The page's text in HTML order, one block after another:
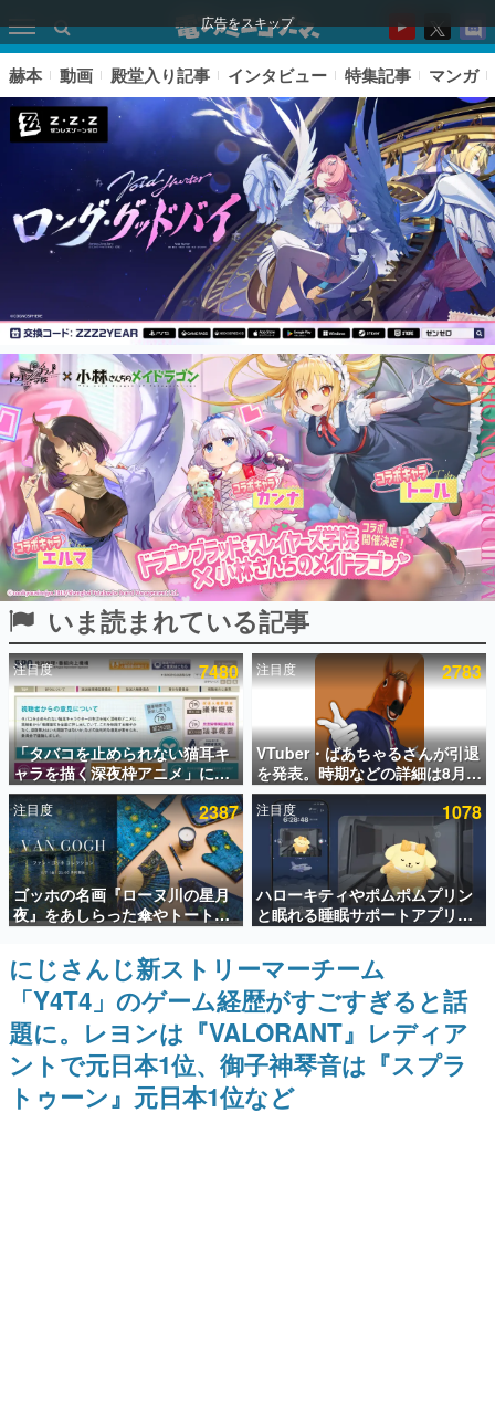
広告をスキップ
ピックアップ
電ファミのいま読まれている記事ランキング
アプリセール情報
インタビュー
連載・特集一覧
殿堂入り記事
SNS拡散数が数千以上！ ページビュー数万以上！ などな
ど。多くの人々に読まれた、電ファミ渾身の“殿堂入り”記
事をまとめました。
ゲームの企画書
名作ゲームクリエイターの方々に製作時のエピソードをお
聞きし、ヒットする企画（ゲーム）とは何か？を探ってい
きます。
赫本
この物語を解いてはいけない。『赫本』は、〈試験問題〉
の形をした短編ホラー小説集です。
新世代に訊く
これからのデジタルゲーム市場を担う若きクリエイター達
の姿を追い、彼らのルーツと情熱を探っていきます。
ゲーム世代の作家たち
ゲームに多大な影響を受けた作家さんに取材し、ゲームが
日本のコンテンツ産業やカルチャーに与えた影響を探る企
画です。
日本モバイルゲーム産業史
日本のモバイルゲーム史における主要なトピック・タイト
ルを網羅するほか、開発者へのインタビューや識者による
解説を掲載。約20年の歴史が一望できる決定版！
赫本 動画 殿堂入り記事 インタビュー 特集記事 マンガ
いま読まれている記事
注目度 7480
「タバコを止められない猫耳キ
ャラを描く深夜枠アニメ」に視
聴者の一部から批判意見。違法
薬物の使用と思しき描写も含め
て、BPOが議論を交わす
注目度 2783
VTuber・ばあちゃるさんが引退
を発表。時期などの詳細は8月9
日15時からの配信で説明
注目度 2387
ゴッホの名画『ローヌ川の星月
夜』をあしらった傘やトートバ
ッグなどが登場。8月7日21時よ
り2日間限定で予約販売
注目度 1078
ハローキティやポムポムプリン
と眠れる睡眠サポートアプリ
『ゆめたび』が配信中。キャラ
ムも搭載
にじさんじ新ストリーマーチーム
「Y4T4」のゲーム経歴がすごすぎると話
題に。レヨンは『VALORANT』レディア
ントで元日本1位、御子神琴音は『スプラ
トゥーン』元日本1位など